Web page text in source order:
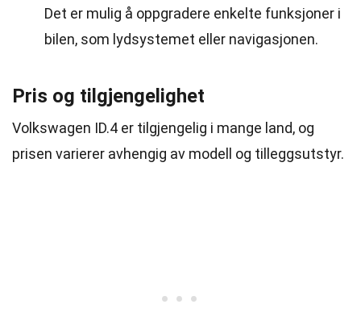
Det er mulig å oppgradere enkelte funksjoner i
bilen, som lydsystemet eller navigasjonen.
Pris og tilgjengelighet
Volkswagen ID.4 er tilgjengelig i mange land, og
prisen varierer avhengig av modell og tilleggsutstyr.